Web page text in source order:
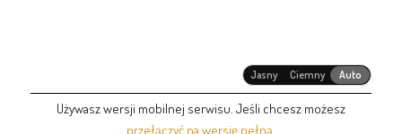
Jasny Ciemny Auto
Używasz wersji mobilnej serwisu. Jeśli chcesz możesz
przełączyć na wersję pełną